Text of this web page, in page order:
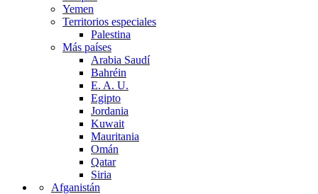
Yemen
Territorios especiales
Palestina
Más países
Arabia Saudí
Bahréin
E. A. U.
Egipto
Jordania
Kuwait
Mauritania
Omán
Qatar
Siria
Afganistán